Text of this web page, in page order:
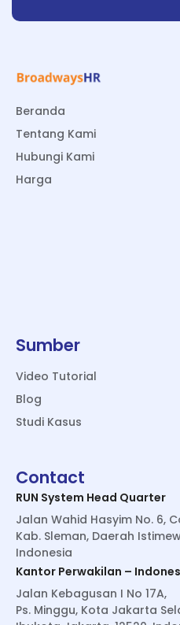
Beranda
Tentang Kami
Hubungi Kami
Harga
Sumber
Video Tutorial
Blog
Studi Kasus
Contact
RUN System Head Quarter
Jalan Wahid Hasyim No. 6,
Kab. Sleman, Daerah
Indonesia
Kantor Perwakilan –
Jalan Kebagusan I No 17A,
Ps. Minggu, Kota Jakarta